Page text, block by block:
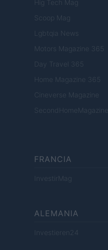
Hig Tech Mag
Scoop Mag
Lgbtqia News
Motors Magazine 365
Day Travel 365
Home Magazine 365
Cineverse Magazine
SecondHomeMagazine
FRANCIA
InvestirMag
ALEMANIA
Investieren24